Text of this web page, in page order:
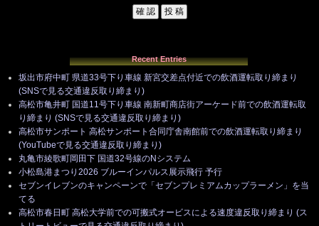
Recent Entries
坂出市府中町 県道33号下り車線 新宮交差点付近での飲酒運転取り締まり
(SNSで見る交通違反取り締まり)
高松市亀井町 国道11号下り車線 南新町商店街アーケード前での飲酒運転取
り締まり (SNSで見る交通違反取り締まり)
高松市サンポート 高松サンポート合同庁舎南館前での飲酒運転取り締まり
(YouTubeで見る交通違反取り締まり)
丸亀市綾歌町岡田下 国道32号線のNシステム
小松島港まつり2026 ブルーインパルス展示飛行 予行
セブンイレブンのキャンペーンで「セブンプレミアムカップラーメン」を当
てる
高松市春日町 高松大学前での可搬式オービスによる速度違反取り締まり (ス